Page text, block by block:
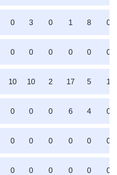
0 3 0 1 8 0
0 0 0 0 0 0
10 10 2 17 5 1
0 0 0 6 4 0
0 0 0 0 0 0
0 0 0 0 0 0